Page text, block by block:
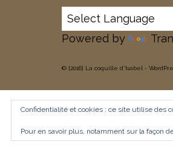
Powered by
© [2016] La coquille d'Isabel -
Confidentialité et cookies : ce site utilise des
Pour en savoir plus, notamment sur la façon